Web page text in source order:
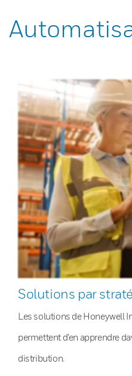
Solutions par
Les solutions de Honeywell
permettent d’en apprendre
distribution.